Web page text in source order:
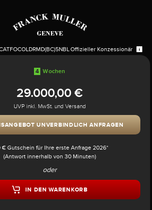
Offizieller Konzessionär
4 Wochen
29.000,00 €
UVP inkl. MwSt. und Versand
UNVERBINDLICH ANFRAGEN
€ Gutschein für Ihre erste Anfrage 2026*
(Antwort innerhalb von 30 Minuten)
oder
IN DEN WARENKORB